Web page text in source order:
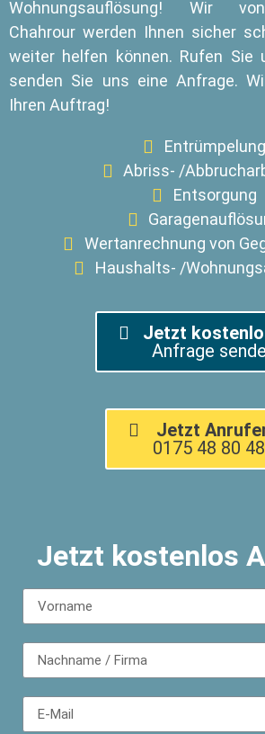
Wohnungsauflösung! Wir
Chahrour werden Ihnen sicher
weiter helfen können. Rufen Sie
senden Sie uns eine Anfrage.
Ihren Auftrag!
Entrümpelung
Abriss- /
Entsorgung
Wertanrechnung von
Haushalts- /
Jetzt
Anfrage
Jetzt
0175 48 80
Jetzt kostenlos